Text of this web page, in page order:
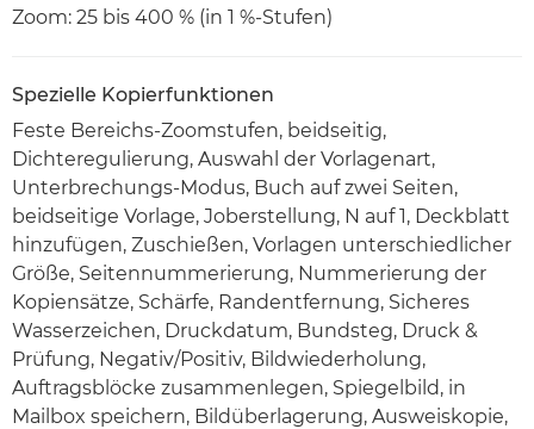
Zoom: 25 bis 400 % (in 1 %-Stufen)
Spezielle Kopierfunktionen
Feste Bereichs-Zoomstufen, beidseitig,
Dichteregulierung, Auswahl der Vorlagenart,
Unterbrechungs-Modus, Buch auf zwei Seiten,
beidseitige Vorlage, Joberstellung, N auf 1, Deckblatt
hinzufügen, Zuschießen, Vorlagen unterschiedlicher
Größe, Seitennummerierung, Nummerierung der
Kopiensätze, Schärfe, Randentfernung, Sicheres
Wasserzeichen, Druckdatum, Bundsteg, Druck &
Prüfung, Negativ/Positiv, Bildwiederholung,
Auftragsblöcke zusammenlegen, Spiegelbild, in
Mailbox speichern, Bildüberlagerung, Ausweiskopie,